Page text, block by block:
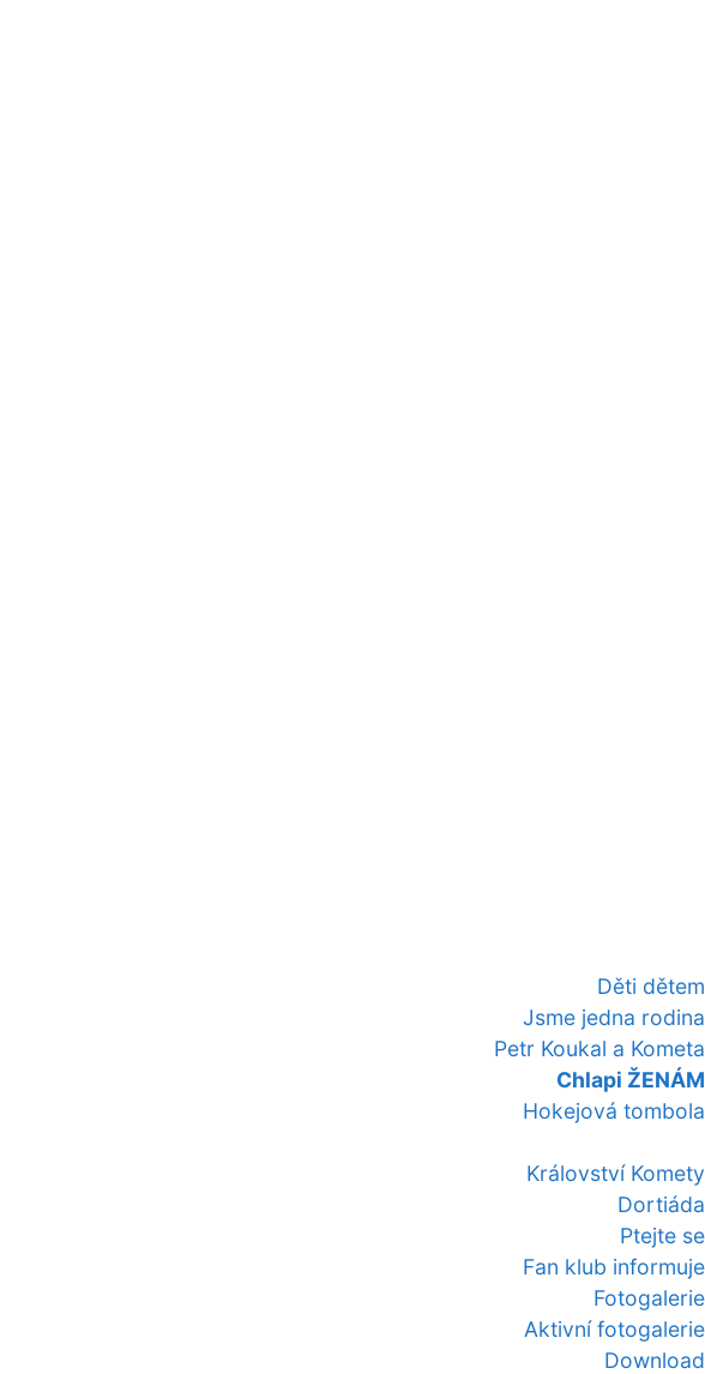
Děti dětem
Jsme jedna rodina
Petr Koukal a Kometa
Chlapi ŽENÁM
Hokejová tombola
Království Komety
Dortiáda
Ptejte se
Fan klub informuje
Fotogalerie
Aktivní fotogalerie
Download